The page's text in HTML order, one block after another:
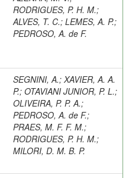
RODRIGUES, P. H. M.;
ALVES, T. C.; LEMES, A. P.;
PEDROSO, A. de F.
SEGNINI, A.; XAVIER, A. A.
P.; OTAVIANI JUNIOR, P. L.;
OLIVEIRA, P. P. A.;
PEDROSO, A. de F.;
PRAES, M. F. F. M.;
RODRIGUES, P. H. M.;
MILORI, D. M. B. P.